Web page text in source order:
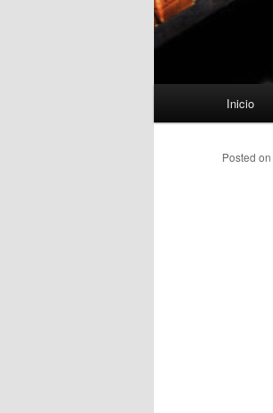
Inicio
Posted on